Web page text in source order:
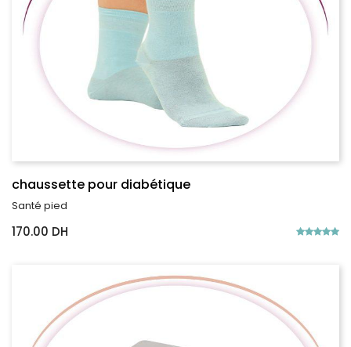
chaussette pour diabétique
Santé pied
170.00 DH